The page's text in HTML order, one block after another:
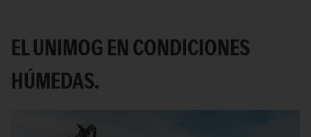
EL UNIMOG EN CONDICIONES
HÚMEDAS.